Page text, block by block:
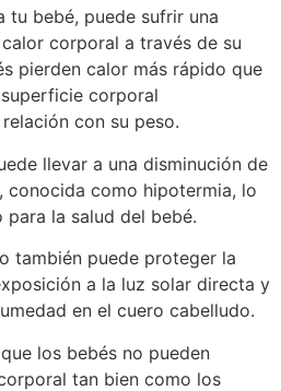
tu bebé, puede sufrir una
corporal a través de su
pierden calor más rápido que
corporal
con su peso.
llevar a una disminución de
conocida como hipotermia, lo
la salud del bebé.
también puede proteger la
a la luz solar directa y
en el cuero cabelludo.
los bebés no pueden
tan bien como los